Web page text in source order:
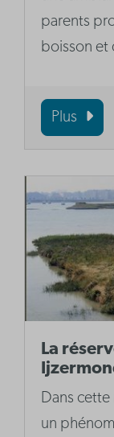
parents
boisson et
Plus
La
Dans
un